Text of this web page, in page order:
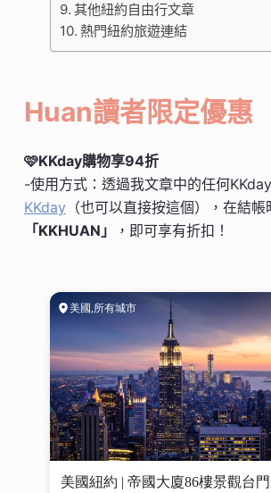
其他紐約自由行文章
熱門紐約旅遊連結
Huan讀者限定優惠
🩷KKday購物享94折
-使用方式：透過我文章中的任何
KKday （也可以直接按這個），在結帳
「KKHUAN」
，即可享有折扣！